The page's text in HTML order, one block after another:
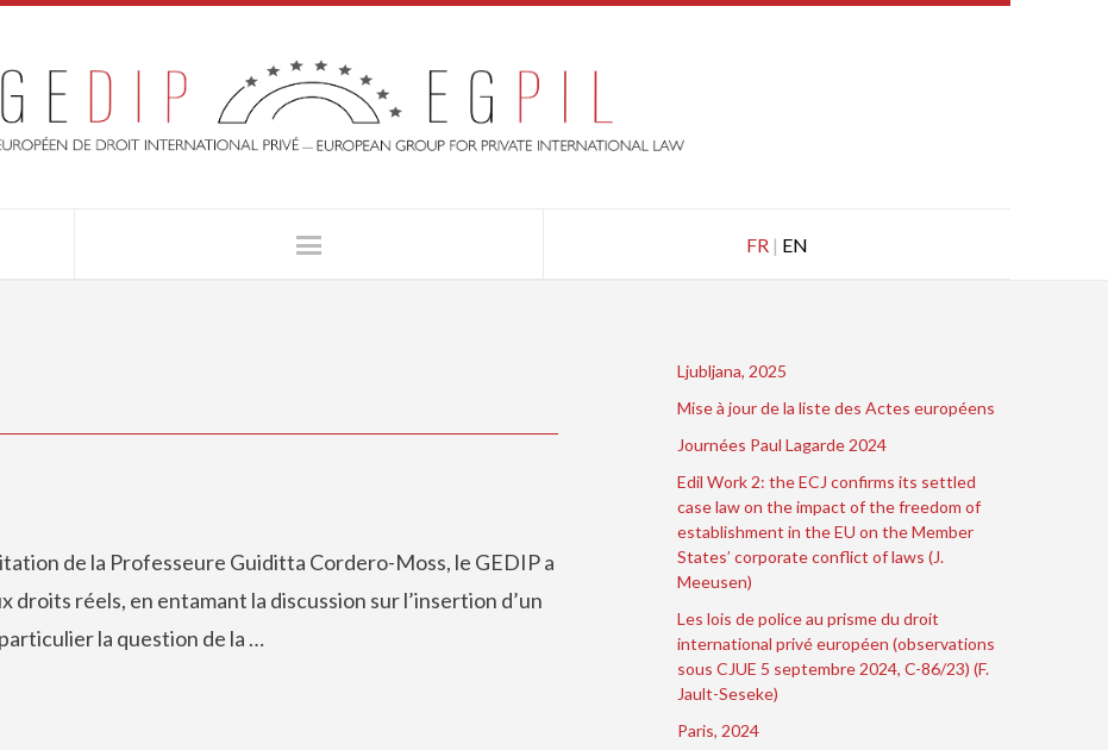
FR| EN
de la Professeure Guiditta Cordero-Moss, le GEDIP a
droits réels, en entamant la discussion sur l’insertion d’un
la question de la …
Ljubljana, 2025
Mise à jour de la liste des Actes européens
Journées Paul Lagarde 2024
Edil Work 2: the ECJ confirms its settled
case law on the impact of the freedom of
establishment in the EU on the Member
States’ corporate conflict of laws (J.
Meeusen)
Les lois de police au prisme du droit
international privé européen (observations
sous CJUE 5 septembre 2024, C-86/23) (F.
Jault-Seseke)
Paris, 2024